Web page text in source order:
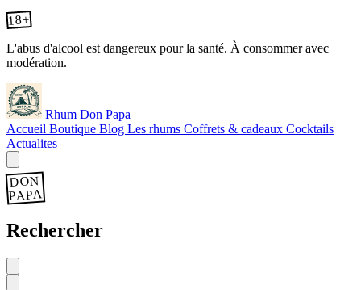
18+
L'abus d'alcool est dangereux pour la santé. À consommer avec
modération.
Rhum Don Papa
Accueil Boutique Blog Les rhums Coffrets & cadeaux Cocktails
Actualites
DON
PAPA
Rechercher